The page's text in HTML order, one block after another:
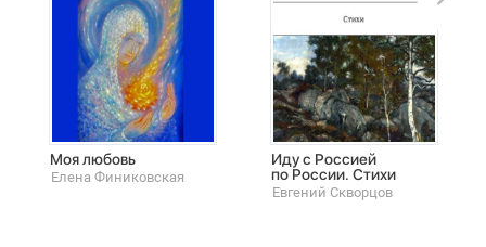
Моя любовь
Елена Финиковская
Иду с Россией
по России. Стихи
Евгений Скворцов